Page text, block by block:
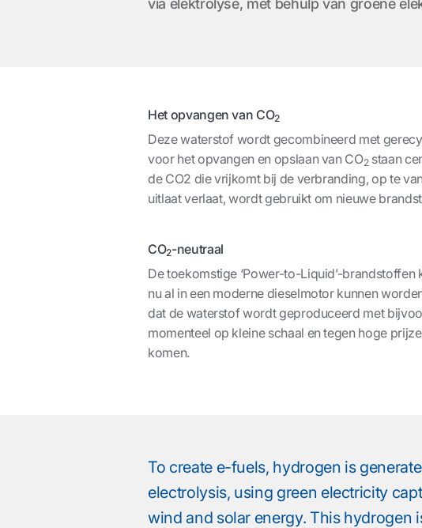
via elektrolyse, met behulp van groene
Het opvangen van CO2
Deze waterstof wordt gecombineerd met
voor het opvangen en opslaan van CO2staan
de CO2 die vrijkomt bij de verbranding, op te
uitlaat verlaat, wordt gebruikt om nieuwe
CO2-neutraal
De toekomstige ‘Power-to-Liquid’-
nu al in een moderne dieselmotor kunnen
dat de waterstof wordt geproduceerd met
momenteel op kleine schaal en tegen hoge
komen.
To create e-fuels, hydrogen is
electrolysis, using green electricity
wind and solar energy. This hydrogen